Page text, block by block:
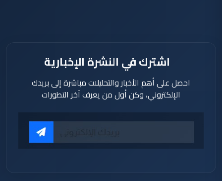
اشترك في النشرة الإخبارية
احصل على أهم الأخبار والتحليلات مباشرة إلى بريدك
الإلكتروني، وكن أول من يعرف آخر التطورات